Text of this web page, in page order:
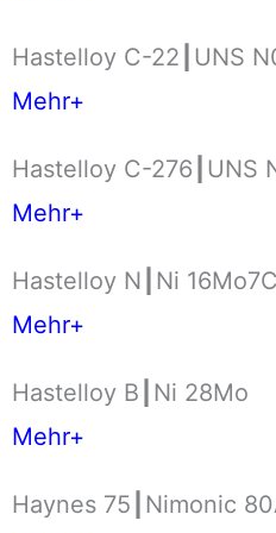
Hastelloy C-22┃UNS
Mehr+
Hastelloy C-276┃UNS
Mehr+
Hastelloy N┃Ni
Mehr+
Hastelloy B┃Ni 28Mo
Mehr+
Haynes 75┃Nimonic